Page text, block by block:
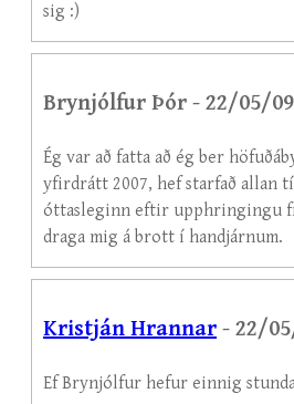
sig :)
Brynjólfur Þór - 22/05/09
Ég var að fatta að ég ber
yfirdrátt 2007, hef starfað allan
óttasleginn eftir upphringingu
draga mig á brott í handjárnum.
Kristján Hrannar - 22/
Ef Brynjólfur hefur einnig